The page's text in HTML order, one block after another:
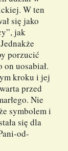
W ten
się jako
jak
porzucić
uosabiał.
kroku i jej
przed
Nie
symbolem i
się dla
od-